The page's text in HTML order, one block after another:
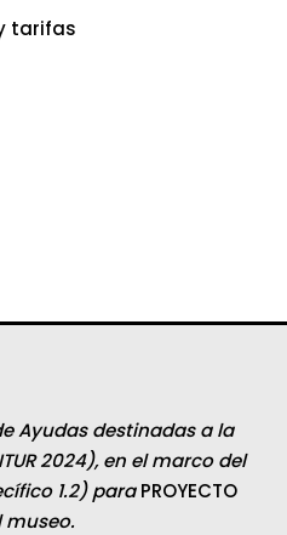
tarifas
Ayudas destinadas a la
2024), en el marco del
1.2) paraPROYECTO